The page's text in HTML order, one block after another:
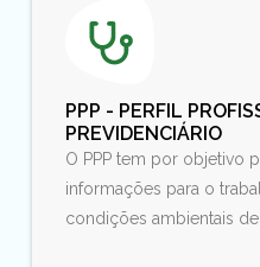
PPP - PERFIL
PREVIDENCIÁRIO
O PPP tem por objetivo
informações para o
condições ambientais de